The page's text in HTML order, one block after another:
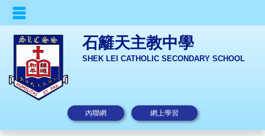
石籬天主教中學
SHEK LEI CATHOLIC SECONDARY SCHOOL
內聯網 網上學習